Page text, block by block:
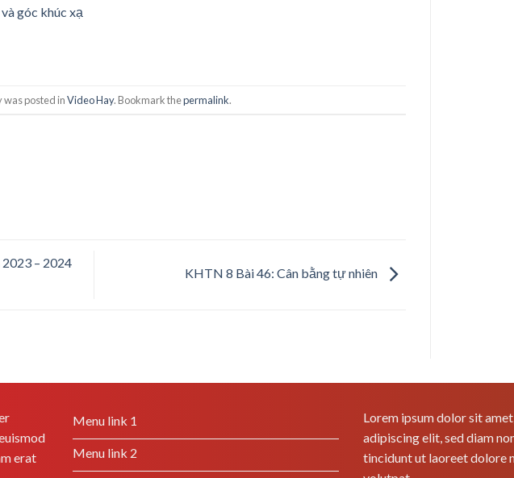
góc khúc xạ
was posted inVideo Hay. Bookmark thepermalink.
– 2024
KHTN 8 Bài 46: Cân bằng tự nhiên
erat
Menu link 1
Menu link 2
Lorem ipsum dolor sit
adipiscing elit, sed diam
tincidunt ut laoreet dolore